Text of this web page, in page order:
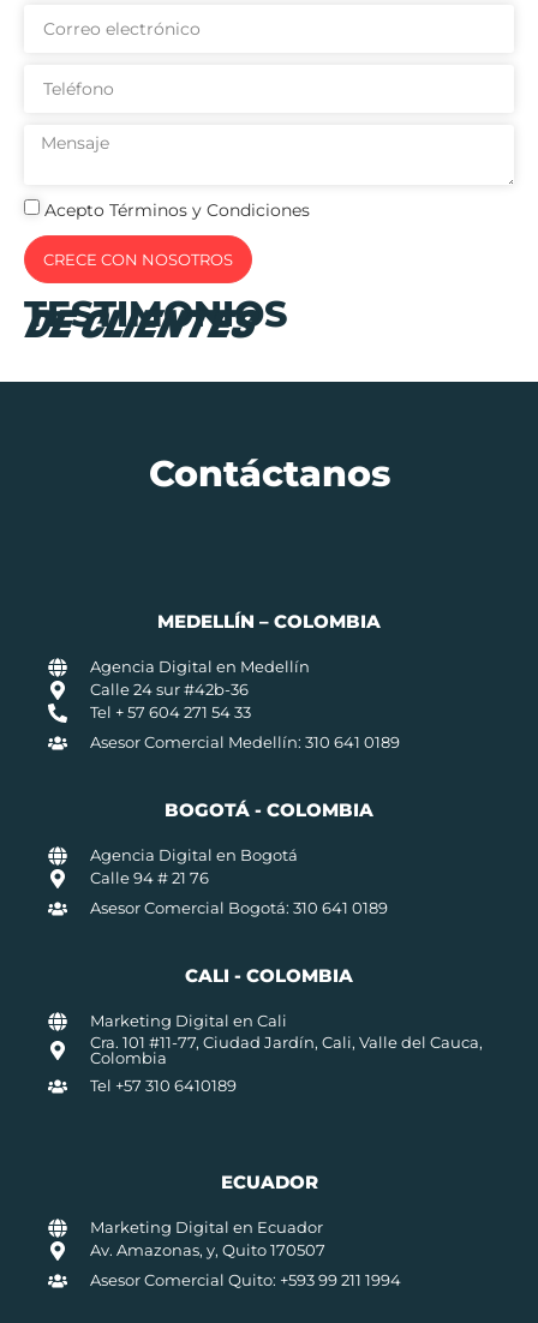
Acepto Términos y Condiciones
CRECE CON NOSOTROS
TESTIMONIOS
DE CLIENTES
Contáctanos
MEDELLÍN – COLOMBIA
Agencia Digital en Medellín
Calle 24 sur #42b-36
Tel + 57 604 271 54 33
Asesor Comercial Medellín: 310 641 0189
BOGOTÁ - COLOMBIA
Agencia Digital en Bogotá
Calle 94 # 21 76
Asesor Comercial Bogotá: 310 641 0189
CALI - COLOMBIA
Marketing Digital en Cali
Cra. 101 #11-77, Ciudad Jardín, Cali, Valle del Cauca,
Colombia
Tel +57 310 6410189
ECUADOR
Marketing Digital en Ecuador
Av. Amazonas, y, Quito 170507
Asesor Comercial Quito: +593 99 211 1994